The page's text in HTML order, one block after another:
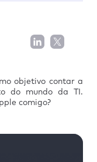
objetivo contar a
do mundo da TI.
comigo?